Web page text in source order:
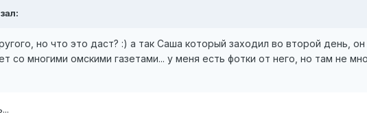
но что это даст? :) а так Саша который заходил во второй день, он
со многими омскими газетами... у меня есть фотки от него, но там не